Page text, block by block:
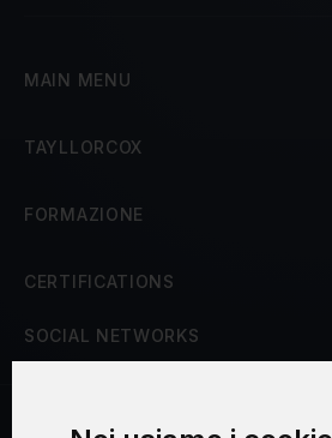
MAIN MENU
TAYLLORCOX
FORMAZIONE
CERTIFICATIONS
SOCIAL NETWORKS